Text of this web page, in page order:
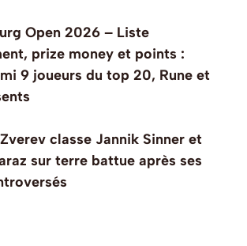
Open 2026 – Liste
prize money et points :
9 joueurs du top 20, Rune et
classe Jannik Sinner et
sur terre battue après ses